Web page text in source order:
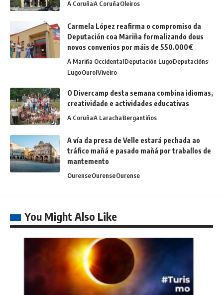
A CoruñaA CoruñaOleiros
Carmela López reafirma o compromiso da
Deputación coa Mariña formalizando dous
novos convenios por máis de 550.000€
A Mariña OccidentalDeputación LugoDeputacións
LugoOurolViveiro
O Divercamp desta semana combina idiomas,
creatividade e actividades educativas
A CoruñaA LarachaBergantiños
A vía da presa de Velle estará pechada ao
tráfico mañá e pasado mañá por traballos de
mantemento
OurenseOurenseOurense
You Might Also Like